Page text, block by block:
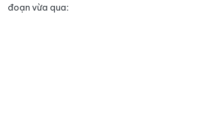
đoạn vừa qua: